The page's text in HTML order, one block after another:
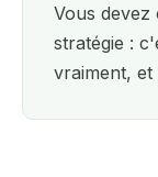
Vous
stratégie :
vraiment, et